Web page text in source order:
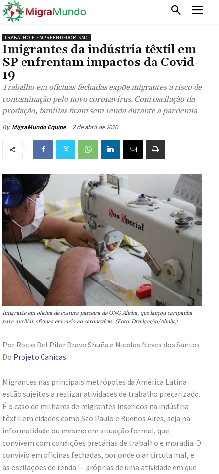
TRABALHO E EMPREENDEDORISMO
Imigrantes da indústria têxtil em
SP enfrentam impactos da Covid-
19
Trabalho em oficinas fechadas expõe migrantes a risco de
contaminação pelo novo coronavírus. Com oscilação da
produção, famílias ficam sem renda durante a pandemia
By MigraMundo Equipe 2 de abril de 2020
Imigrante em oficina de costura parceira da ONG Alinha, que lançou campanha
para auxiliar oficinas em meio ao coronavírus. (Foto: Divulgação/Alinha)
Por Rocio Del Pilar Bravo Shuña e Nicolas Neves dos Santos
Do Projeto Canicas
Migrantes nas principais metrópoles da América Latina
estão sujeitos a realizar atividades de trabalho precarizado.
É o caso de milhares de migrantes inseridos na indústria
têxtil em cidades como São Paulo e Buenos Aires, seja na
informalidade ou mesmo em situação formal, que
convivem com condições precárias de trabalho e moradia. O
convívio em oficinas fechadas, por onde o ar circula mal, e
as oscilações de renda — próprias de uma atividade em que